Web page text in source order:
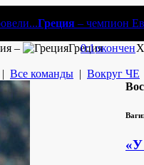
Греция – чемпион
– Греция
0:1окончен
| Все команды | Вокруг ЧЕ
«У